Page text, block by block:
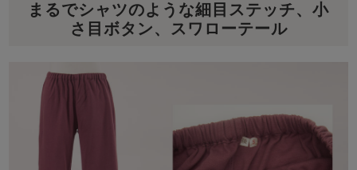
まるでシャツのような細目ステッチ、小
さ目ボタン、スワローテール